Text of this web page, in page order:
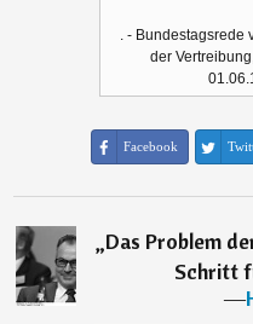
. - Bundestagsrede
der
Facebook
„Das Problem
Schritt
―